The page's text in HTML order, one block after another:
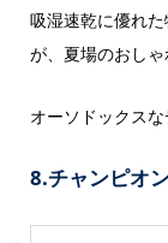
吸湿速乾に優れ
が、夏場のおしゃ
オーソドックス
8.チャンピオ